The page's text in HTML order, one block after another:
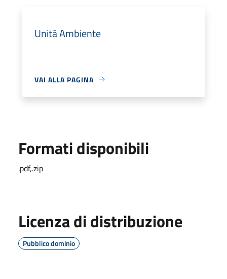
Unità Ambiente
VAI ALLA PAGINA
Formati disponibili
.pdf,.zip
Licenza di distribuzione
Pubblico dominio